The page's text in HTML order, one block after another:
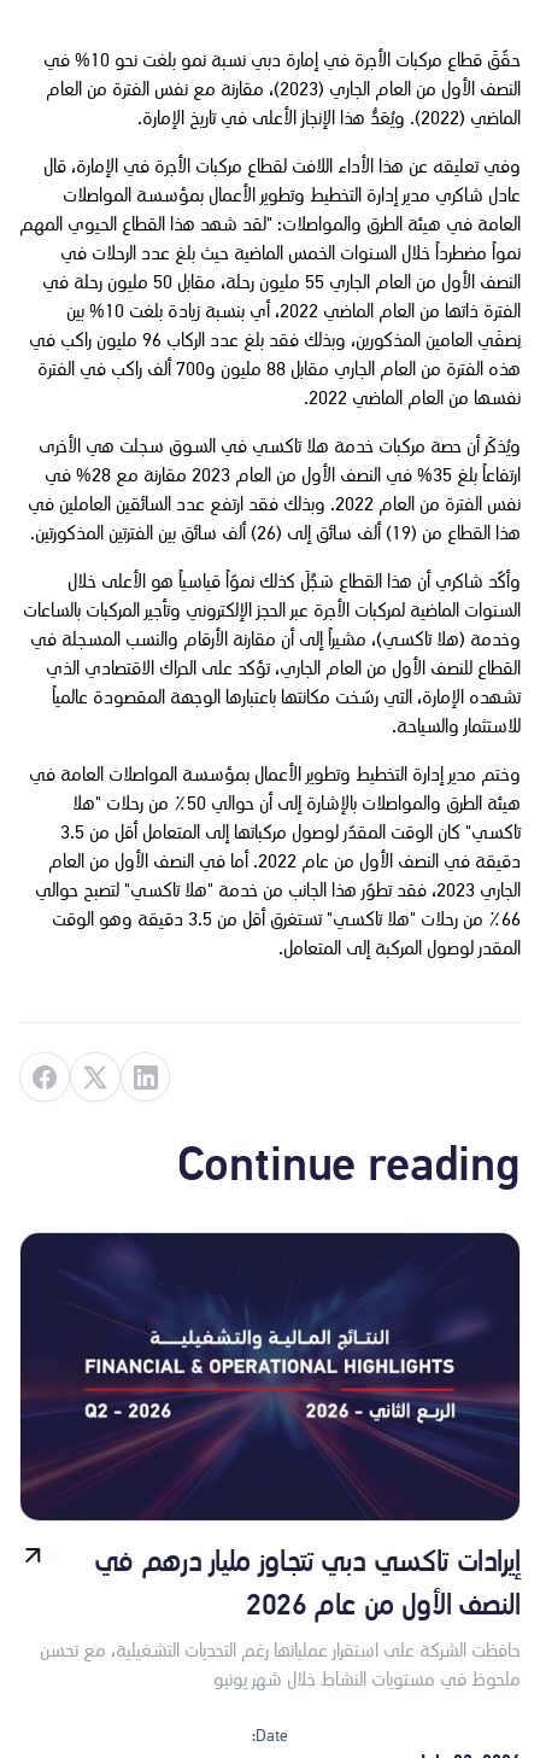
حقّقَ قطاع مركبات الأجرة في إمارة دبي نسبة نمو بلغت نحو 10% في
النصف الأول من العام الجاري (2023)، مقارنة مع نفس الفترة من العام
الماضي (2022). ويُعَدُّ هذا الإنجاز الأعلى في تاريخ الإمارة.
وفي تعليقه عن هذا الأداء اللافت لقطاع مركبات الأجرة في الإمارة، قال
عادل شاكري مدير إدارة التخطيط وتطوير الأعمال بمؤسسة المواصلات
العامة في هيئة الطرق والمواصلات: "لقد شهد هذا القطاع الحيوي المهم
نمواً مضطرداً خلال السنوات الخمس الماضية حيث بلغ عدد الرحلات في
النصف الأول من العام الجاري 55 مليون رحلة، مقابل 50 مليون رحلة في
الفترة ذاتها من العام الماضي 2022، أي بنسبة زيادة بلغت 10% بين
نِصفَي العامين المذكورين، وبذلك فقد بلغ عدد الركاب 96 مليون راكب في
هذه الفترة من العام الجاري مقابل 88 مليون و700 ألف راكب في الفترة
نفسها من العام الماضي 2022.
ويُذكَر أن حصة مركبات خدمة هلا تاكسي في السوق سجلت هي الأخرى
ارتفاعاً بلغ 35% في النصف الأول من العام 2023 مقارنة مع 28% في
نفس الفترة من العام 2022. وبذلك فقد ارتفع عدد السائقين العاملين في
هذا القطاع من (19) ألف سائق إلى (26) ألف سائق بين الفترتين المذكورتين.
وأكّد شاكري أن هذا القطاع سَجَّلَ كذلك نموّاً قياسياً هو الأعلى خلال
السنوات الماضية لمركبات الأجرة عبر الحجز الإلكتروني وتأجير المركبات بالساعات
وخدمة (هلا تاكسي)، مشيراً إلى أن مقارنة الأرقام والنسب المسجلة في
القطاع للنصف الأول من العام الجاري، تؤكد على الحراك الاقتصادي الذي
تشهده الإمارة، التي رسّخت مكانتها باعتبارها الوجهة المقصودة عالمياً
للاستثمار والسياحة.
وختم مدير إدارة التخطيط وتطوير الأعمال بمؤسسة المواصلات العامة في
هيئة الطرق والمواصلات بالإشارة إلى أن حوالي 50٪ من رحلات "هلا
تاكسي" كان الوقت المقدّر لوصول مركباتها إلى المتعامل أقل من 3.5
دقيقة في النصف الأول من عام 2022. أما في النصف الأول من العام
الجاري 2023، فقد تطوّر هذا الجانب من خدمة "هلا تاكسي" لتصبح حوالي
66٪ من رحلات "هلا تاكسي" تستغرق أقل من 3.5 دقيقة وهو الوقت
المقدر لوصول المركبة إلى المتعامل.
Continue reading
إيرادات تاكسي دبي تتجاوز مليار درهم في
النصف الأول من عام 2026
حافظت الشركة على استقرار عملياتها رغم التحديات التشغيلية، مع تحسن
ملحوظ في مستويات النشاط خلال شهر يونيو
Date: